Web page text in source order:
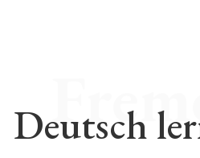
Deutsch